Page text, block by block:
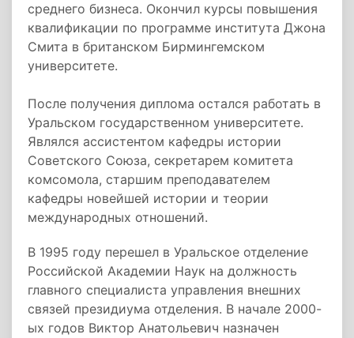
среднего бизнеса. Окончил курсы повышения
квалификации по программе института Джона
Смита в британском Бирмингемском
университете.
После получения диплома остался работать в
Уральском государственном университете.
Являлся ассистентом кафедры истории
Советского Союза, секретарем комитета
комсомола, старшим преподавателем
кафедры новейшей истории и теории
международных отношений.
В 1995 году перешел в Уральское отделение
Российской Академии Наук на должность
главного специалиста управления внешних
связей президиума отделения. В начале 2000-
ых годов Виктор Анатольевич назначен